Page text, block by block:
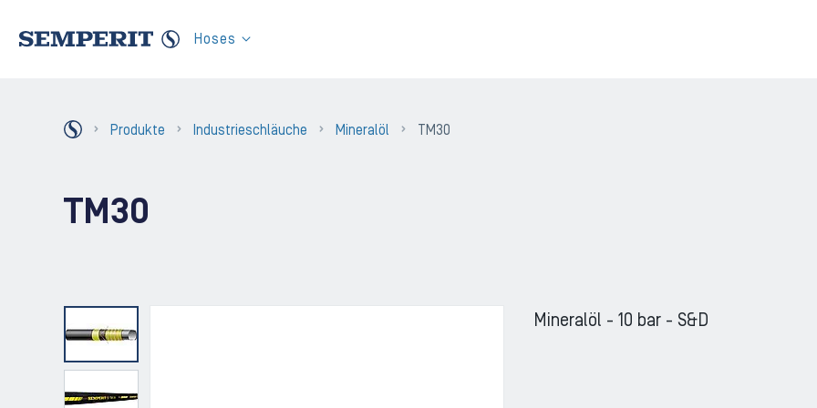
Hoses
Zurück Homepage
Produkte Industrieschläuche Mineralöl TM30
TM30
Mineralöl - 10 bar - S&D